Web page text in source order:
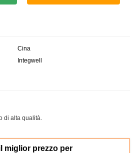
Cina
Integwell
di alta qualità.
miglior prezzo per